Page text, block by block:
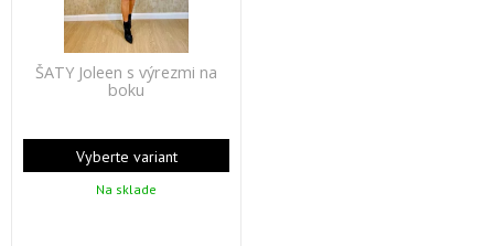
ŠATY Joleen s výrezmi na
boku
Vyberte variant
Na sklade